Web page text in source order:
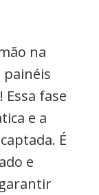
na
painéis
fase
e a
É
e